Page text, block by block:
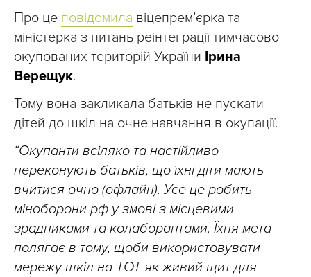
Про це повідомила віцепрем’єрка та
міністерка з питань реінтеграції тимчасово
окупованих територій України Ірина
Верещук.
Тому вона закликала батьків не пускати
дітей до шкіл на очне навчання в окупації.
“Окупанти всіляко та настійливо
переконують батьків, що їхні діти мають
вчитися очно (офлайн). Усе це робить
міноборони рф у змові з місцевими
зрадниками та колаборантами. Їхня мета
полягає в тому, щоби використовувати
мережу шкіл на ТОТ як живий щит для